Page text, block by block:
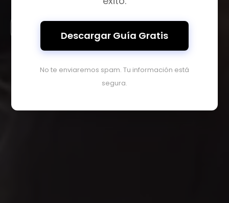
Ver propiedades
Descargar Guía Gratis
No te enviaremos spam. Tu información está
segura.